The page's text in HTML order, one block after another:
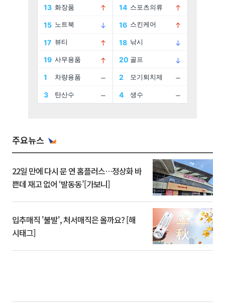
주요뉴스
22일 만에 다시 문 연 홈플러스…정상화 바
쁜데 재고 없어 ‘발동동’[가보니]
입추매직 '불발', 처서매직은 올까요? [해
시태그]